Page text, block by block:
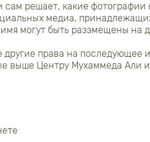
решает, какие фотографии
медиа,
могут быть раззмещены на
права на последующее
выше Центру Мухаммеда Али